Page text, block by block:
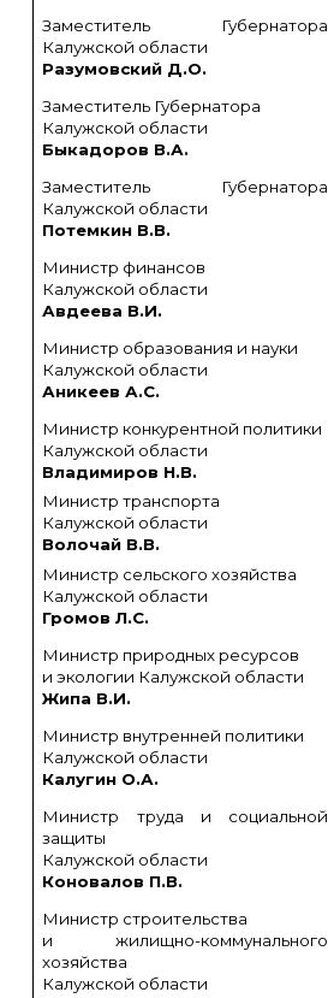
Заместитель Губернатора
Калужской области
Разумовский Д.О.
Заместитель Губернатора
Калужской области
Быкадоров В.А.
Заместитель Губернатора
Калужской области
Потемкин В.В.
Министр финансов
Калужской области
Авдеева В.И.
Министр образования и науки
Калужской области
Аникеев А.С.
Министр конкурентной политики
Калужской области
Владимиров Н.В.
Министр транспорта
Калужской области
Волочай В.В.
Министр сельского хозяйства
Калужской области
Громов Л.С.
Министр природных ресурсов
и экологии Калужской области
Жипа В.И.
Министр внутренней политики
Калужской области
Калугин О.А.
Министр труда и социальной
защиты
Калужской области
Коновалов П.В.
Министр строительства
и жилищно-коммунального
хозяйства
Калужской области